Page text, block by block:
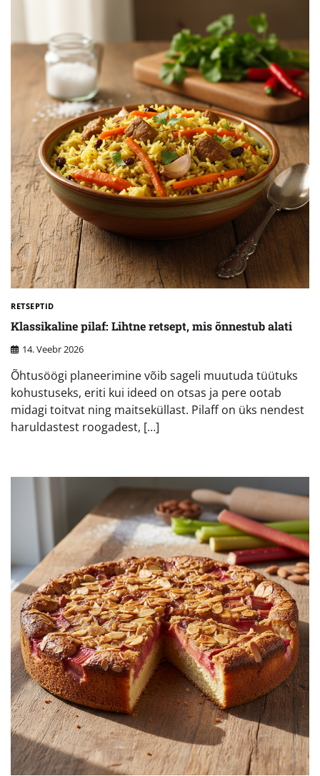
RETSEPTID
Klassikaline pilaf: Lihtne retsept, mis õnnestub alati
14. Veebr 2026
Õhtusöögi planeerimine võib sageli muutuda tüütuks
kohustuseks, eriti kui ideed on otsas ja pere ootab
midagi toitvat ning maitseküllast. Pilaff on üks nendest
haruldastest roogadest, […]